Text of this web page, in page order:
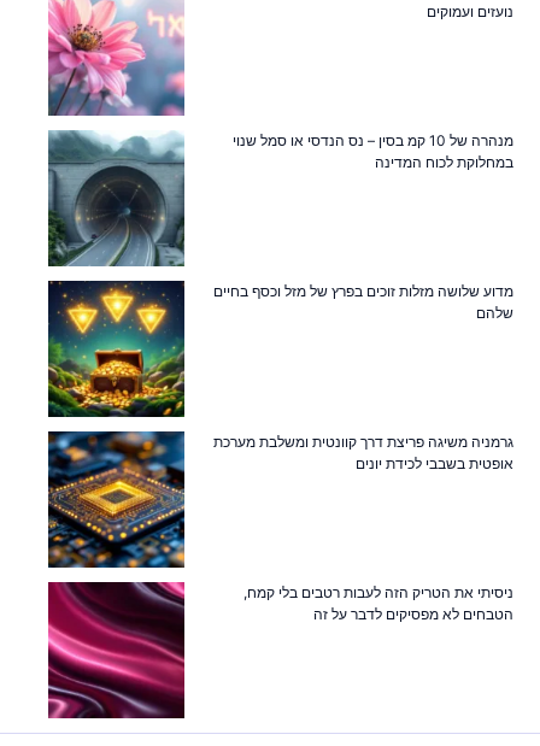
נועזים ועמוקים
מנהרה של 10 קמ בסין – נס הנדסי או סמל שנוי
במחלוקת לכוח המדינה
מדוע שלושה מזלות זוכים בפרץ של מזל וכסף בחיים
שלהם
גרמניה משיגה פריצת דרך קוונטית ומשלבת מערכת
אופטית בשבבי לכידת יונים
ניסיתי את הטריק הזה לעבות רטבים בלי קמח,
הטבחים לא מפסיקים לדבר על זה